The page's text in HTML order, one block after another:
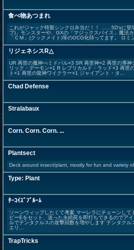
食べ物あつまれ
これがジャック特製シンクロ弁当だ！！ ……5D'sに登
プ)」モンスターや、GXの「マジックスパイス」魔法
「ＣＭ」(クックメイト)等のOCG化待ってます。 ロミ
リジェネシスR△
UR 再世の魔神べミドバル×3 SR 再世神×2 再世の導神
リック・デーモン×1 R レプリカルド・ラッド×3 再世
ト×1 再世の龍神ワイクラー×1 ジャイアント・タ...
Chad Defense
Stralabaux
Corn. Corn. Corn. ...
Plantsect
Deck around insect/plant, mostly for fun and variety
Type: Plant
ﾀｰｺｲｽﾞﾌﾞﾙｰﾑ
ソーンウィップしたくて考案 マーレラにチェーンして
ビーEをセット、送った永続罠を即打ちできるのでア
ルでテンタクルスの攻撃回数を増やします テンタクル
エリ...
TrapTricks